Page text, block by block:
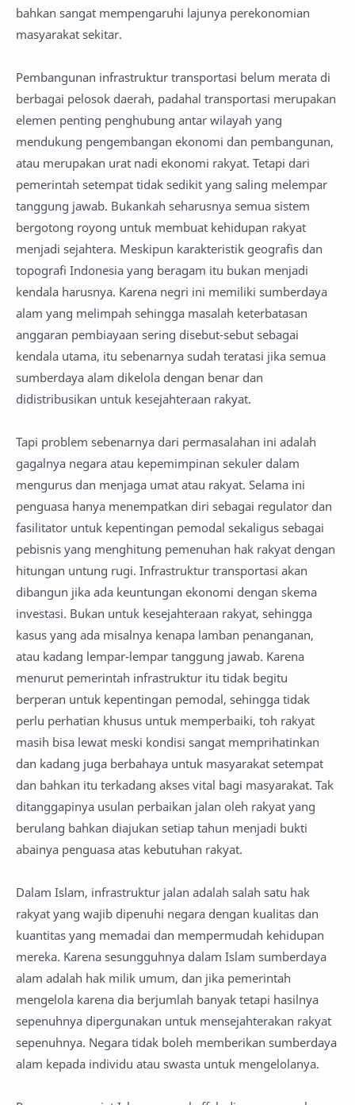
bahkan sangat mempengaruhi lajunya perekonomian
masyarakat sekitar.
Pembangunan infrastruktur transportasi belum merata di
berbagai pelosok daerah, padahal transportasi merupakan
elemen penting penghubung antar wilayah yang
mendukung pengembangan ekonomi dan pembangunan,
atau merupakan urat nadi ekonomi rakyat. Tetapi dari
pemerintah setempat tidak sedikit yang saling melempar
tanggung jawab. Bukankah seharusnya semua sistem
bergotong royong untuk membuat kehidupan rakyat
menjadi sejahtera. Meskipun karakteristik geografis dan
topografi Indonesia yang beragam itu bukan menjadi
kendala harusnya. Karena negri ini memiliki sumberdaya
alam yang melimpah sehingga masalah keterbatasan
anggaran pembiayaan sering disebut-sebut sebagai
kendala utama, itu sebenarnya sudah teratasi jika semua
sumberdaya alam dikelola dengan benar dan
didistribusikan untuk kesejahteraan rakyat.
Tapi problem sebenarnya dari permasalahan ini adalah
gagalnya negara atau kepemimpinan sekuler dalam
mengurus dan menjaga umat atau rakyat. Selama ini
penguasa hanya menempatkan diri sebagai regulator dan
fasilitator untuk kepentingan pemodal sekaligus sebagai
pebisnis yang menghitung pemenuhan hak rakyat dengan
hitungan untung rugi. Infrastruktur transportasi akan
dibangun jika ada keuntungan ekonomi dengan skema
investasi. Bukan untuk kesejahteraan rakyat, sehingga
kasus yang ada misalnya kenapa lamban penanganan,
atau kadang lempar-lempar tanggung jawab. Karena
menurut pemerintah infrastruktur itu tidak begitu
berperan untuk kepentingan pemodal, sehingga tidak
perlu perhatian khusus untuk memperbaiki, toh rakyat
masih bisa lewat meski kondisi sangat memprihatinkan
dan kadang juga berbahaya untuk masyarakat setempat
dan bahkan itu terkadang akses vital bagi masyarakat. Tak
ditanggapinya usulan perbaikan jalan oleh rakyat yang
berulang bahkan diajukan setiap tahun menjadi bukti
abainya penguasa atas kebutuhan rakyat.
Dalam Islam, infrastruktur jalan adalah salah satu hak
rakyat yang wajib dipenuhi negara dengan kualitas dan
kuantitas yang memadai dan mempermudah kehidupan
mereka. Karena sesungguhnya dalam Islam sumberdaya
alam adalah hak milik umum, dan jika pemerintah
mengelola karena dia berjumlah banyak tetapi hasilnya
sepenuhnya dipergunakan untuk mensejahterakan rakyat
sepenuhnya. Negara tidak boleh memberikan sumberdaya
alam kepada individu atau swasta untuk mengelolanya.